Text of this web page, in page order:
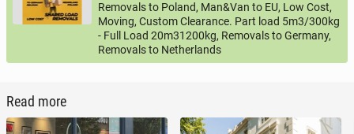
Removals to Poland, Man&Van to EU, Low Cost,
Moving, Custom Clearance. Part load 5m3/300kg
- Full Load 20m31200kg, Removals to Germany,
Removals to Netherlands
Read more